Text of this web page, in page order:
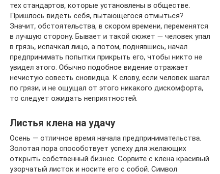
тех стандартов, которые установлены в обществе.
Пришлось видеть себя, пытающегося отмыться?
Значит, обстоятельства, в скором времени, переменятся
в лучшую сторону. Бывает и такой сюжет — человек упал
в грязь, испачкал лицо, а потом, поднявшись, начал
предпринимать попытки прикрыть его, чтобы никто не
увидел этого. Обычно подобное видение отражает
нечистую совесть сновидца. К слову, если человек шагал
по грязи, и не ощущал от этого никакого дискомфорта,
то следует ожидать неприятностей.
Листья клена на удачу
Осень — отличное время начала предпринимательства.
Золотая пора способствует успеху для желающих
открыть собственный бизнес. Сорвите с клена красивый
узорчатый листок и носите его с собой. Символ